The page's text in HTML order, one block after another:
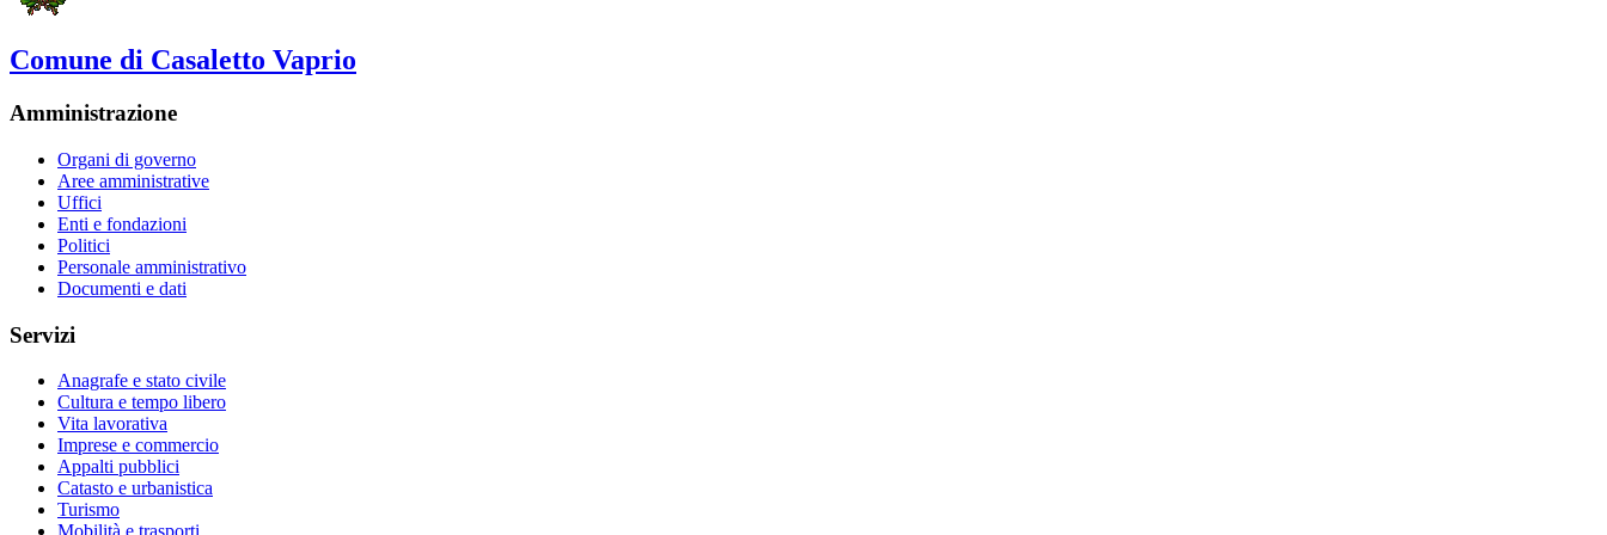
Comune di Casaletto Vaprio
Amministrazione
Organi di governo
Aree amministrative
Uffici
Enti e fondazioni
Politici
Personale amministrativo
Documenti e dati
Servizi
Anagrafe e stato civile
Cultura e tempo libero
Vita lavorativa
Imprese e commercio
Appalti pubblici
Catasto e urbanistica
Turismo